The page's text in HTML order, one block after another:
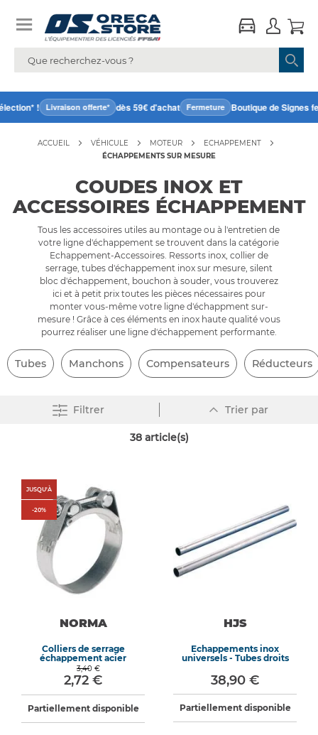
! Livraison offerte* dès 59€ d'achat Fermeture Boutique de Signes
ACCUEIL VÉHICULE MOTEUR
ECHAPPEMENT
ÉCHAPPEMENTS SUR MESURE
COUDES INOX ET
ACCESSOIRES ÉCHAPPEMENT
Tous les accessoires utiles au montage ou à l'entretien de
votre ligne d'échappement se trouvent dans la catégorie
Echappement-Accessoires. Ressorts inox, collier de
serrage, tubes d'échappement inox sur mesure, silent
bloc d'échappement, bouchon à souder, vous trouverez
ici et à petit prix toutes les pièces nécessaires pour
monter vous-même votre ligne d'échappment sur-
mesure ! Grâce à ces éléments en inox haute qualité vous
pourrez réaliser une ligne d'échappement performante.
Tubes Manchons Compensateurs Réducteurs
Filtrer Trier par
ordre
38article(s)
JUSQU'À
-20%
NORMA
Colliers de serrage
échappement acier
3,40 €
2,72 €
Partiellement disponible
HJS
Echappements inox
universels - Tubes droits
38,90 €
Partiellement disponible